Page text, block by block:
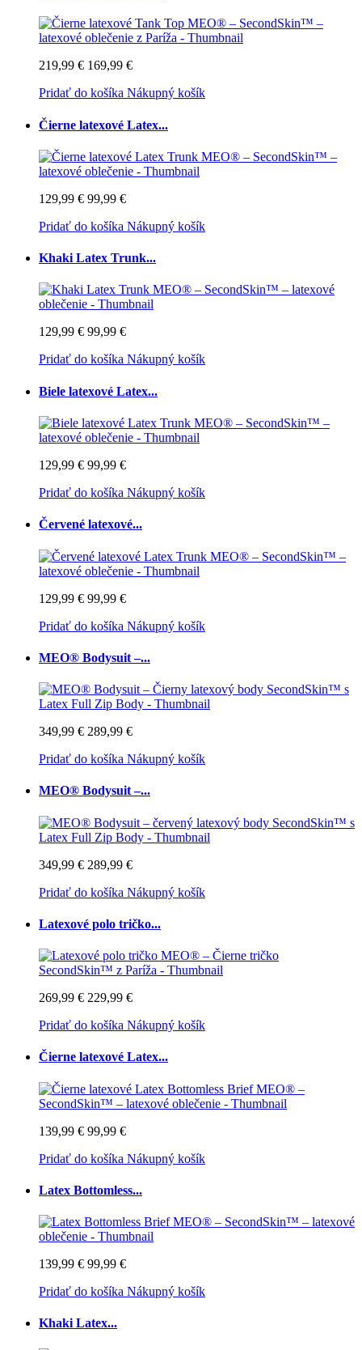
219,99 € 169,99 €
Pridať do košíka Nákupný košík
Čierne latexové Latex...
129,99 € 99,99 €
Pridať do košíka Nákupný košík
Khaki Latex Trunk...
129,99 € 99,99 €
Pridať do košíka Nákupný košík
Biele latexové Latex...
129,99 € 99,99 €
Pridať do košíka Nákupný košík
Červené latexové...
129,99 € 99,99 €
Pridať do košíka Nákupný košík
MEO® Bodysuit –...
349,99 € 289,99 €
Pridať do košíka Nákupný košík
MEO® Bodysuit –...
349,99 € 289,99 €
Pridať do košíka Nákupný košík
Latexové polo tričko...
269,99 € 229,99 €
Pridať do košíka Nákupný košík
Čierne latexové Latex...
139,99 € 99,99 €
Pridať do košíka Nákupný košík
Latex Bottomless...
139,99 € 99,99 €
Pridať do košíka Nákupný košík
Khaki Latex...